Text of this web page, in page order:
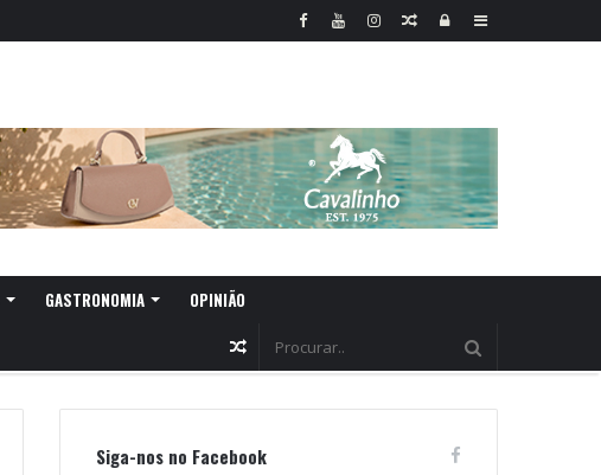
Sidebar
Log
Random
GASTRONOMIA OPINIÃO
Random
Siga-nos no Facebook